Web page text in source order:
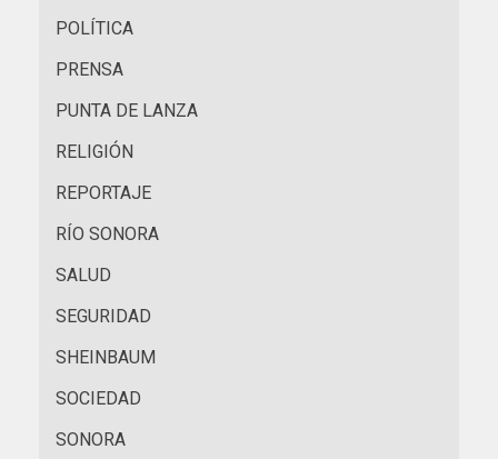
POLÍTICA
PRENSA
PUNTA DE LANZA
RELIGIÓN
REPORTAJE
RÍO SONORA
SALUD
SEGURIDAD
SHEINBAUM
SOCIEDAD
SONORA